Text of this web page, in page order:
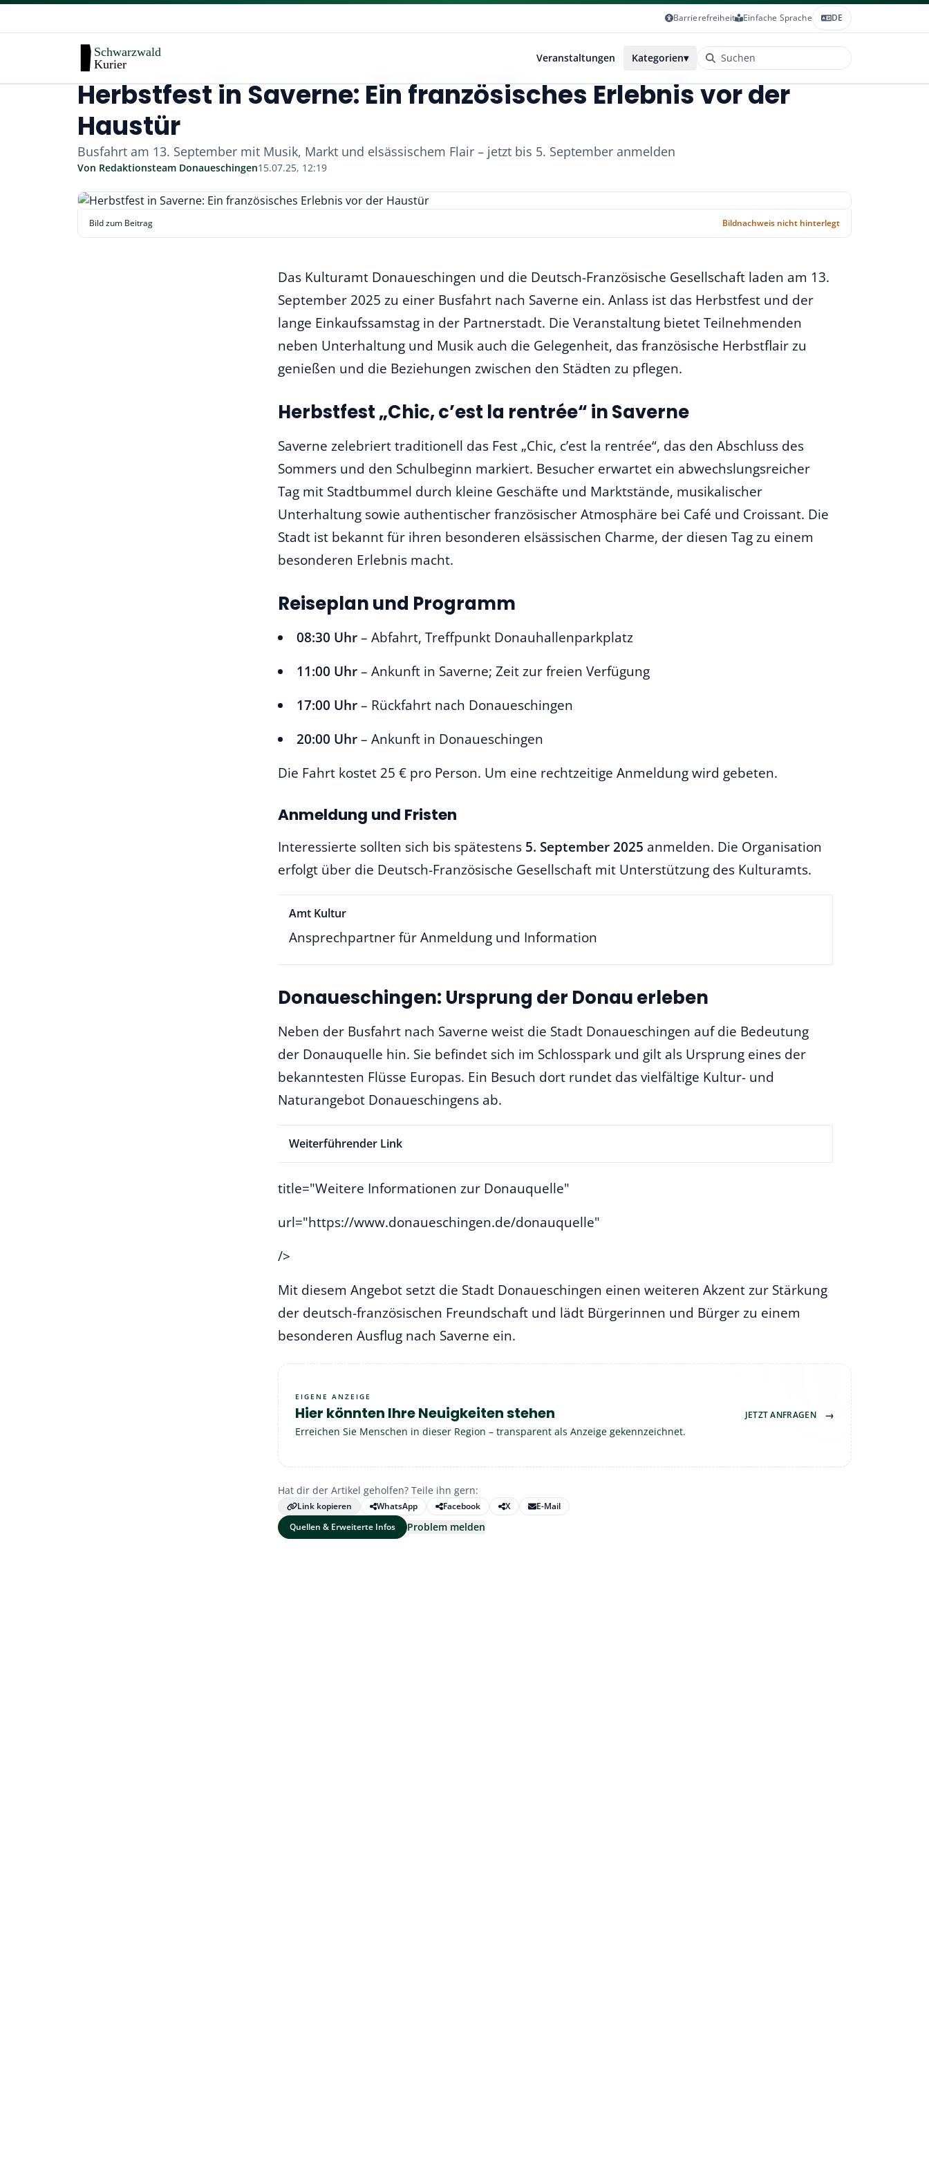
Barrierefreiheit Einfache Sprache DE
Veranstaltungen Kategorien▾
Herbstfest in Saverne: Ein französisches Erlebnis vor der
Haustür
Busfahrt am 13. September mit Musik, Markt und elsässischem Flair – jetzt bis 5. September anmelden
Von Redaktionsteam Donaueschingen15.07.25, 12:19
Bild zum Beitrag Bildnachweis nicht hinterlegt
Das Kulturamt Donaueschingen und die Deutsch-Französische Gesellschaft laden am 13.
September 2025 zu einer Busfahrt nach Saverne ein. Anlass ist das Herbstfest und der
lange Einkaufssamstag in der Partnerstadt. Die Veranstaltung bietet Teilnehmenden
neben Unterhaltung und Musik auch die Gelegenheit, das französische Herbstflair zu
genießen und die Beziehungen zwischen den Städten zu pflegen.
Herbstfest „Chic, c’est la rentrée“ in Saverne
Saverne zelebriert traditionell das Fest „Chic, c’est la rentrée“, das den Abschluss des
Sommers und den Schulbeginn markiert. Besucher erwartet ein abwechslungsreicher
Tag mit Stadtbummel durch kleine Geschäfte und Marktstände, musikalischer
Unterhaltung sowie authentischer französischer Atmosphäre bei Café und Croissant. Die
Stadt ist bekannt für ihren besonderen elsässischen Charme, der diesen Tag zu einem
besonderen Erlebnis macht.
Reiseplan und Programm
08:30 Uhr– Abfahrt, Treffpunkt Donauhallenparkplatz
11:00 Uhr– Ankunft in Saverne; Zeit zur freien Verfügung
17:00 Uhr– Rückfahrt nach Donaueschingen
20:00 Uhr– Ankunft in Donaueschingen
Die Fahrt kostet 25 € pro Person. Um eine rechtzeitige Anmeldung wird gebeten.
Anmeldung und Fristen
Interessierte sollten sich bis spätestens 5. September 2025 anmelden. Die Organisation
erfolgt über die Deutsch-Französische Gesellschaft mit Unterstützung des Kulturamts.
Amt Kultur
Ansprechpartner für Anmeldung und Information
Donaueschingen: Ursprung der Donau erleben
Neben der Busfahrt nach Saverne weist die Stadt Donaueschingen auf die Bedeutung
der Donauquelle hin. Sie befindet sich im Schlosspark und gilt als Ursprung eines der
bekanntesten Flüsse Europas. Ein Besuch dort rundet das vielfältige Kultur- und
Naturangebot Donaueschingens ab.
Weiterführender Link
title="Weitere Informationen zur Donauquelle"
url="https://www.donaueschingen.de/donauquelle"
/>
Mit diesem Angebot setzt die Stadt Donaueschingen einen weiteren Akzent zur Stärkung
der deutsch-französischen Freundschaft und lädt Bürgerinnen und Bürger zu einem
besonderen Ausflug nach Saverne ein.
EIGENE ANZEIGE
Hier könnten Ihre Neuigkeiten stehen
Erreichen Sie Menschen in dieser Region – transparent als Anzeige gekennzeichnet.
JETZT ANFRAGEN →
Hat dir der Artikel geholfen? Teile ihn gern:
Link kopieren WhatsApp Facebook X
E-Mail
Quellen & Erweiterte Infos
Problem melden